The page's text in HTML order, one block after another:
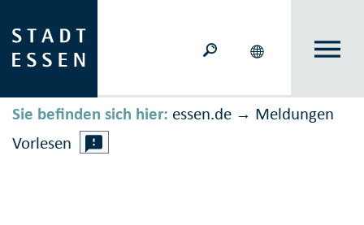
Sie befinden sich hier: essen.de → Meldungen
Vorlesen